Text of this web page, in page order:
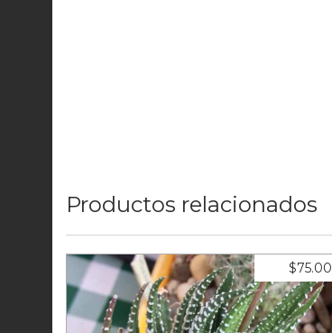
Productos relacionados
$75.00